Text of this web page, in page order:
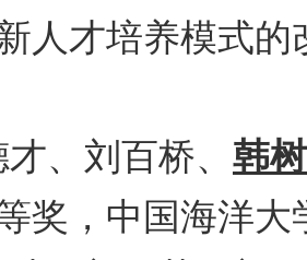
人才培养模式
、刘百桥、 韩
奖，中国海洋大